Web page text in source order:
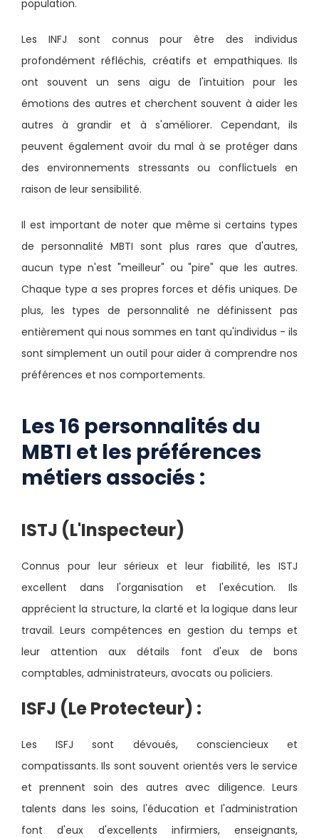
population.
Les INFJ sont connus pour être des individus
profondément réfléchis, créatifs et empathiques. Ils
ont souvent un sens aigu de l'intuition pour les
émotions des autres et cherchent souvent à aider les
autres à grandir et à s'améliorer. Cependant, ils
peuvent également avoir du mal à se protéger dans
des environnements stressants ou conflictuels en
raison de leur sensibilité.
Il est important de noter que même si certains types
de personnalité MBTI sont plus rares que d'autres,
aucun type n'est "meilleur" ou "pire" que les autres.
Chaque type a ses propres forces et défis uniques. De
plus, les types de personnalité ne définissent pas
entièrement qui nous sommes en tant qu'individus - ils
sont simplement un outil pour aider à comprendre nos
préférences et nos comportements.
Les 16 personnalités du
MBTI et les préférences
métiers associés :
ISTJ (L'Inspecteur)
Connus pour leur sérieux et leur fiabilité, les ISTJ
excellent dans l'organisation et l'exécution. Ils
apprécient la structure, la clarté et la logique dans leur
travail. Leurs compétences en gestion du temps et
leur attention aux détails font d'eux de bons
comptables, administrateurs, avocats ou policiers.
ISFJ (Le Protecteur) :
Les ISFJ sont dévoués, consciencieux et
compatissants. Ils sont souvent orientés vers le service
et prennent soin des autres avec diligence. Leurs
talents dans les soins, l'éducation et l'administration
font d'eux d'excellents infirmiers, enseignants,